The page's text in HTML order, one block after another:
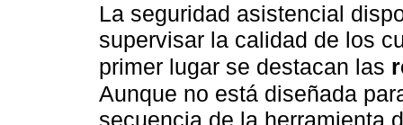
La seguridad asistencial
supervisar la calidad de los
primer lugar se destacan las
Aunque no está diseñada
secuencia de la herramienta